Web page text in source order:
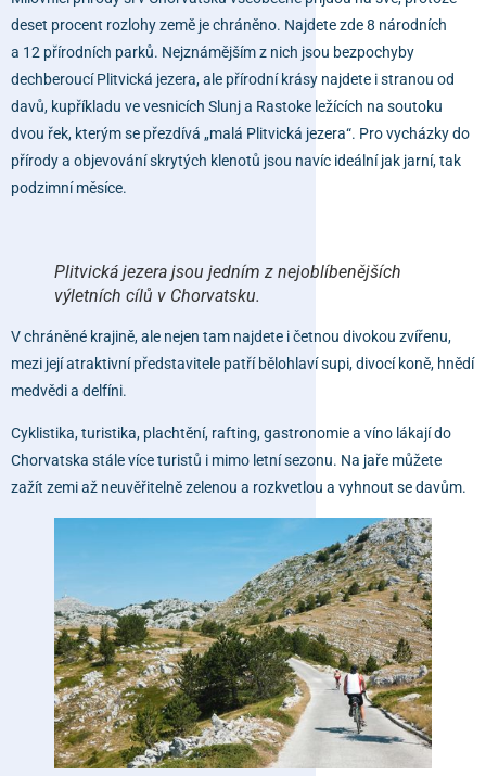
deset procent rozlohy země je chráněno. Najdete zde 8 národních
a 12 přírodních parků. Nejznámějším z nich jsou bezpochyby
dechberoucíPlitvická jezera, ale přírodní krásy najdete i stranou od
davů, kupříkladu ve vesnicích Slunj a Rastoke ležících na soutoku
dvou řek, kterým se přezdívá „malá Plitvická jezera“. Pro vycházky do
přírody a objevování skrytých klenotů jsou navíc ideální jak jarní, tak
podzimní měsíce.
Plitvická jezera jsou jedním z nejoblíbenějších
výletních cílů v Chorvatsku.
V chráněné krajině, ale nejen tam najdete i četnou divokou zvířenu,
mezi její atraktivní představitele patří bělohlaví supi, divocí koně, hnědí
medvědi a delfíni.
Cyklistika, turistika, plachtění, rafting, gastronomie a víno lákají do
Chorvatska stále více turistů i mimo letní sezonu. Na jaře můžete
zažít zemi až neuvěřitelně zelenou a rozkvetlou a vyhnout se davům.